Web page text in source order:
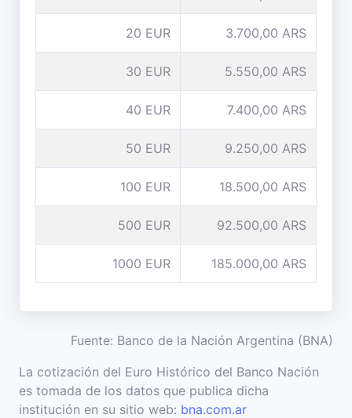
20 EUR 3.700,00 ARS
30 EUR 5.550,00 ARS
40 EUR 7.400,00 ARS
50 EUR 9.250,00 ARS
100 EUR 18.500,00 ARS
500 EUR 92.500,00 ARS
1000 EUR 185.000,00 ARS
Fuente: Banco de la Nación Argentina (BNA)
La cotización del Euro Histórico del Banco Nación
es tomada de los datos que publica dicha
institución en su sitio web: bna.com.ar